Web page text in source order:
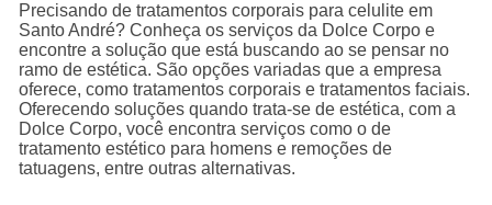
Precisando de tratamentos corporais para celulite em
Santo André? Conheça os serviços da Dolce Corpo e
encontre a solução que está buscando ao se pensar no
ramo de estética. São opções variadas que a empresa
oferece, como tratamentos corporais e tratamentos faciais.
Oferecendo soluções quando trata-se de estética, com a
Dolce Corpo, você encontra serviços como o de
tratamento estético para homens e remoções de
tatuagens, entre outras alternativas.